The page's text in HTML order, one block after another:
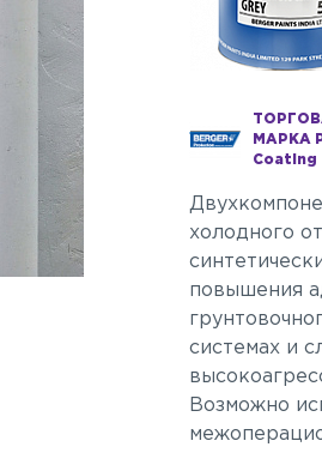
МАРКА
Coating
холодного
повышения
системах и
Возможно